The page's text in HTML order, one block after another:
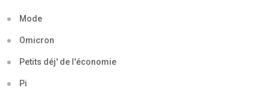
Mode
Omicron
Petits déj' de l'économie
Pi